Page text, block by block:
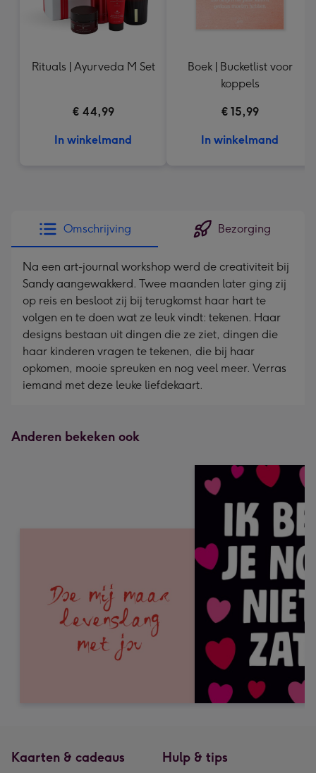
Rituals | Ayurveda M Set
€ 44,99
In winkelmand
Boek | Bucketlist voor
koppels
€ 15,99
In winkelmand
Omschrijving Bezorging
Na een art-journal workshop werd de creativiteit bij
Sandy aangewakkerd. Twee maanden later ging zij
op reis en besloot zij bij terugkomst haar hart te
volgen en te doen wat ze leuk vindt: tekenen. Haar
designs bestaan uit dingen die ze ziet, dingen die
haar kinderen vragen te tekenen, die bij haar
opkomen, mooie spreuken en nog veel meer. Verras
iemand met deze leuke liefdekaart.
Anderen bekeken ook
Kaarten & cadeaus Hulp & tips